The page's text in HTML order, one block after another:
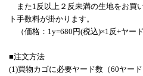
また1反以上２反未満の生地をお買
ト手数料が掛かります。
（価格：1y=680円(税込)×1反+ヤード
■注文方法
(1)買物カゴに必要ヤード数（60ヤー